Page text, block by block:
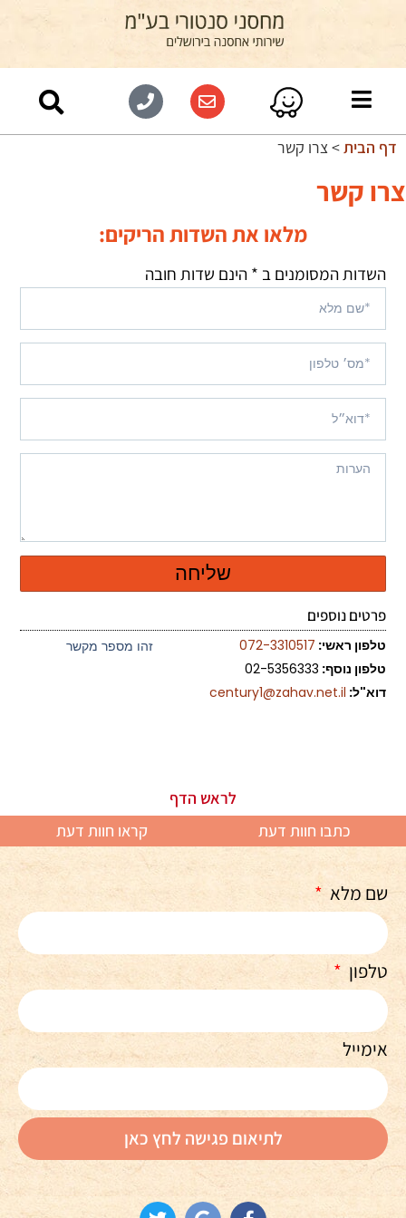
דף הבית>צרו קשר
צרו קשר
מלאו את השדות הריקים:
השדות המסומנים ב * הינם שדות חובה
שליחה
פרטים נוספים
טלפון ראשי: 072-3310517
טלפון נוסף: 02-5356333
דוא"ל: century1@zahav.net.il
זהו מספר מקשר
לראש הדף
כתבו חוות דעת
קראו חוות דעת
שם מלא
טלפון
אימייל
לתיאום פגישה לחץ כאן